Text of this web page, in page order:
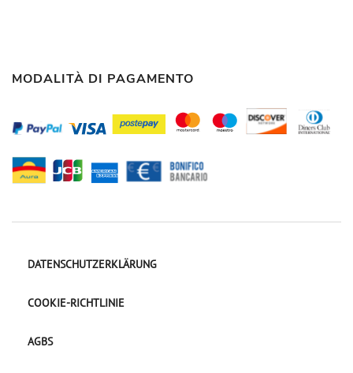
MODALITÀ DI PAGAMENTO
DATENSCHUTZERKLÄRUNG
COOKIE-RICHTLINIE
AGBS